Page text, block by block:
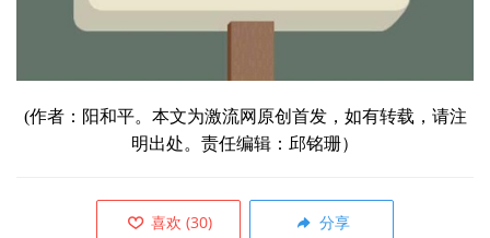
(作者：阳和平。本文为激流网原创首发，如有转载，请注
明出处。责任编辑：邱铭珊）
喜欢 (30) 分享